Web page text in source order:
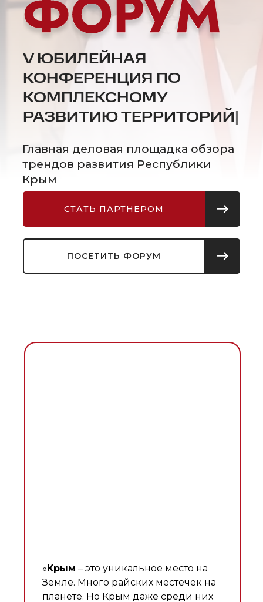
V ЮБИЛЕЙНАЯ
КОНФЕРЕНЦИЯ ПО
КОМПЛЕКСНОМУ
РАЗВИТИЮ ТЕРРИТО|
Главная деловая площадка обзора
трендов развития Республики
Крым
СТАТЬ ПАРТНЕРОМ
ПОСЕТИТЬ ФОРУМ
«Крым – это уникальное место на
Земле. Много райских местечек на
планете. Но Крым даже среди них